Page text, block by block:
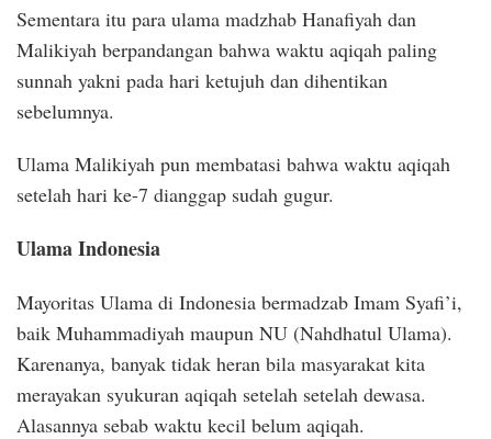
Sementara itu para ulama madzhab Hanafiyah dan
Malikiyah berpandangan bahwa waktu aqiqah paling
sunnah yakni pada hari ketujuh dan dihentikan
sebelumnya.
Ulama Malikiyah pun membatasi bahwa waktu aqiqah
setelah hari ke-7 dianggap sudah gugur.
Ulama Indonesia
Mayoritas Ulama di Indonesia bermadzab Imam Syafi’i,
baik Muhammadiyah maupun NU (Nahdhatul Ulama).
Karenanya, banyak tidak heran bila masyarakat kita
merayakan syukuran aqiqah setelah setelah dewasa.
Alasannya sebab waktu kecil belum aqiqah.